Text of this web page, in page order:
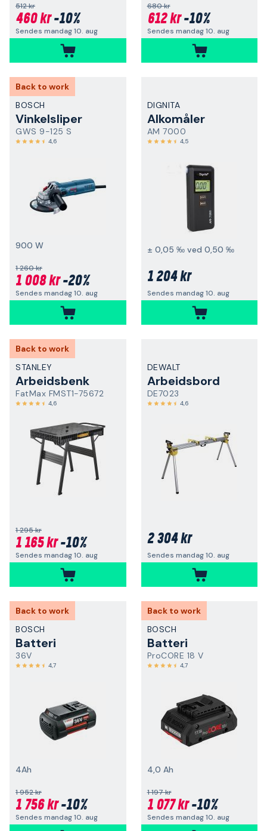
512 kr
460 kr-10%
Sendes mandag 10. aug
680 kr
612 kr-10%
Sendes mandag 10. aug
Back to work
BOSCH
Vinkelsliper
GWS 9-125 S
4,6
900 W
1 260 kr
1 008 kr-20%
Sendes mandag 10. aug
DIGNITA
Alkomåler
AM 7000
4,5
± 0,05 ‰ ved 0,50 ‰
1 204 kr
Sendes mandag 10. aug
Back to work
STANLEY
Arbeidsbenk
FatMax FMST1-75672
4,6
1 295 kr
1 165 kr-10%
Sendes mandag 10. aug
DEWALT
Arbeidsbord
DE7023
4,6
2 304 kr
Sendes mandag 10. aug
Back to work
BOSCH
Batteri
36V
4,7
4Ah
1 952 kr
1 756 kr-10%
Sendes mandag 10. aug
Back to work
BOSCH
Batteri
ProCORE 18 V
4,7
4,0 Ah
1 197 kr
1 077 kr-10%
Sendes mandag 10. aug